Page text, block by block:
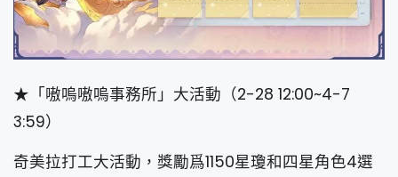
★「嗷嗚嗷嗚事務所」大活動（2-28 12:00~4-7
3:59）
奇美拉打工大活動，獎勵爲1150星瓊和四星角色4選